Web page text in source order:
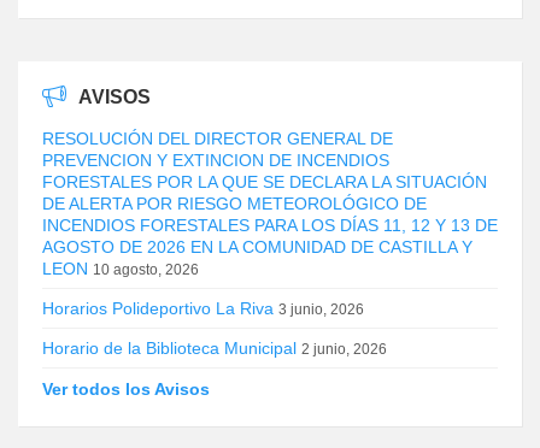
AVISOS
RESOLUCIÓN DEL DIRECTOR GENERAL DE
PREVENCION Y EXTINCION DE INCENDIOS
FORESTALES POR LA QUE SE DECLARA LA SITUACIÓN
DE ALERTA POR RIESGO METEOROLÓGICO DE
INCENDIOS FORESTALES PARA LOS DÍAS 11, 12 Y 13 DE
AGOSTO DE 2026 EN LA COMUNIDAD DE CASTILLA Y
LEON 10 agosto, 2026
Horarios Polideportivo La Riva 3 junio, 2026
Horario de la Biblioteca Municipal 2 junio, 2026
Ver todos los Avisos